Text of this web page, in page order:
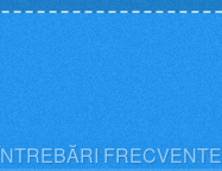
FRECVENTE